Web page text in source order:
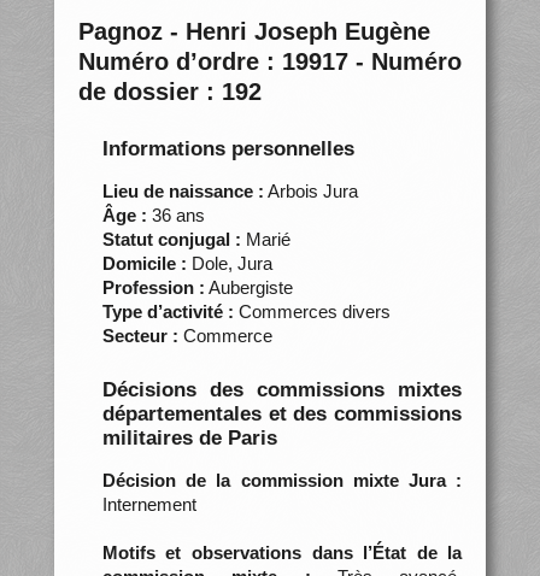
Pagnoz - Henri Joseph Eugène
Numéro d’ordre : 19917 - Numéro
de dossier : 192
Informations personnelles
Lieu de naissance : Arbois Jura
Âge : 36 ans
Statut conjugal : Marié
Domicile : Dole, Jura
Profession : Aubergiste
Type d’activité : Commerces divers
Secteur : Commerce
Décisions des commissions mixtes
départementales et des commissions
militaires de Paris
Décision de la commission mixte Jura :
Internement
Motifs et observations dans l’État de la